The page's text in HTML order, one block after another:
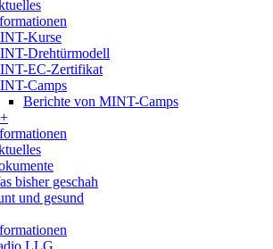
Kurse
Drehtürmodell
EC-Zertifikat
Camps
Berichte von MINT-Camps
bisher geschah
und gesund
LLG